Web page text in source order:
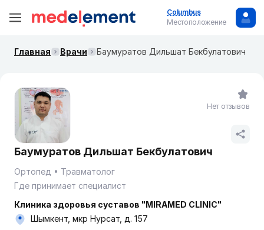
Columbus
Местоположение
Главная Врачи Баумуратов Дильшат Бекбулатович
Баумуратов Дильшат Бекбулатович
Ортопед
Травматолог
Где принимает специалист
Клиника здоровья суставов "MIRAMED CLINIC"
Шымкент, мкр Нурсат, д. 157
Нет отзывов